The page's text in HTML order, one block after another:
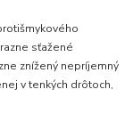
sťažené
znížený nepríjemný
v tenkých drôtoch,